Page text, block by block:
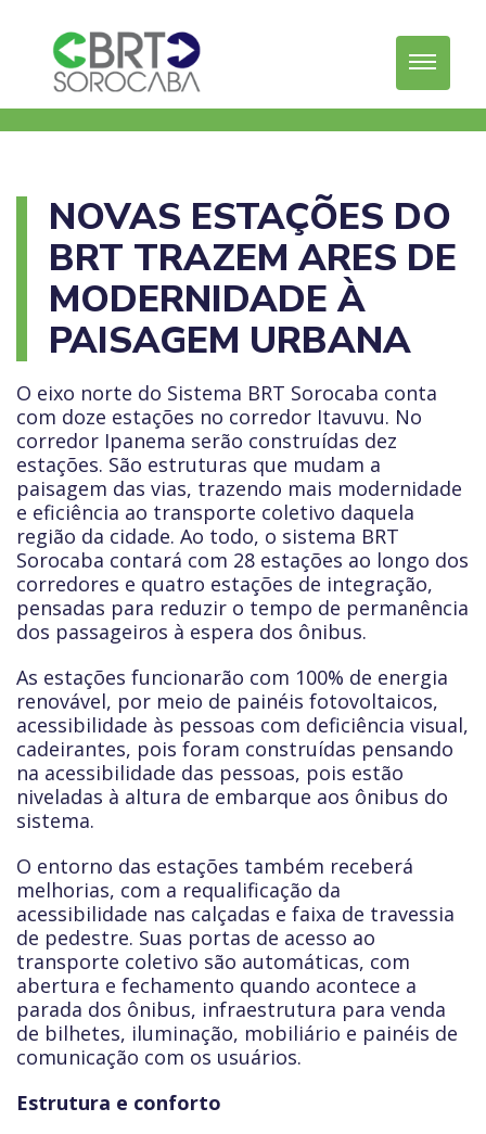
NOVAS ESTAÇÕES DO
BRT TRAZEM ARES DE
MODERNIDADE À
PAISAGEM URBANA
O eixo norte do Sistema BRT Sorocaba conta
com doze estações no corredor Itavuvu. No
corredor Ipanema serão construídas dez
estações. São estruturas que mudam a
paisagem das vias, trazendo mais modernidade
e eficiência ao transporte coletivo daquela
região da cidade. Ao todo, o sistema BRT
Sorocaba contará com 28 estações ao longo dos
corredores e quatro estações de integração,
pensadas para reduzir o tempo de permanência
dos passageiros à espera dos ônibus.
As estações funcionarão com 100% de energia
renovável, por meio de painéis fotovoltaicos,
acessibilidade às pessoas com deficiência visual,
cadeirantes, pois foram construídas pensando
na acessibilidade das pessoas, pois estão
niveladas à altura de embarque aos ônibus do
sistema.
O entorno das estações também receberá
melhorias, com a requalificação da
acessibilidade nas calçadas e faixa de travessia
de pedestre. Suas portas de acesso ao
transporte coletivo são automáticas, com
abertura e fechamento quando acontece a
parada dos ônibus, infraestrutura para venda
de bilhetes, iluminação, mobiliário e painéis de
comunicação com os usuários.
Estrutura e conforto